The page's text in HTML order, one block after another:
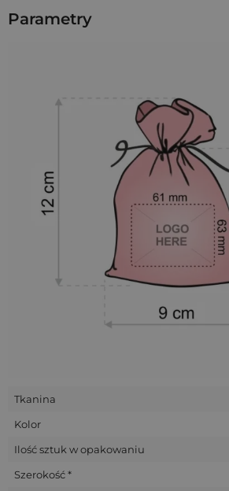
od 5 do 10 dni roboczych.
Zamawiając woreczki i usługę
miejscu zaoszczędzisz czas i pieniądze!
dotyczących wysyłki towaru do wielu
konieczności kontaktu z różnymi
W Saketos zrealizujesz swoje
Personalizowane w najszybciej i w
Wszystko w jednym miejscu - od
gotowych woreczków z nadrukiem.
Przejdź do formularza - stwórz
Parametry
Tkanina
Kolor
Ilość sztuk w opakowaniu
Szerokość *